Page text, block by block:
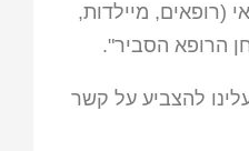
(רופאים, מיילדות,
הרופא הסביר".
להצביע על קשר